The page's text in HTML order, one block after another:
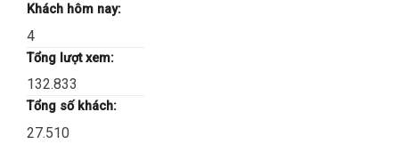
Khách hôm nay:
4
Tổng lượt xem:
132.833
Tổng số khách:
27.510